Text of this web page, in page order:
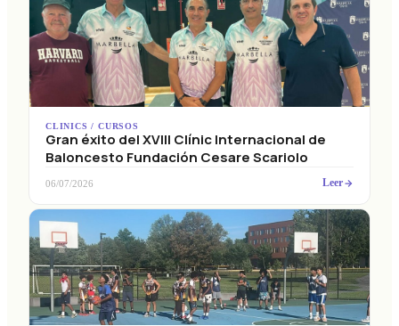
CLINICS / CURSOS
Gran éxito del XVIII Clínic Internacional de
Baloncesto Fundación Cesare Scariolo
06/07/2026 Leer